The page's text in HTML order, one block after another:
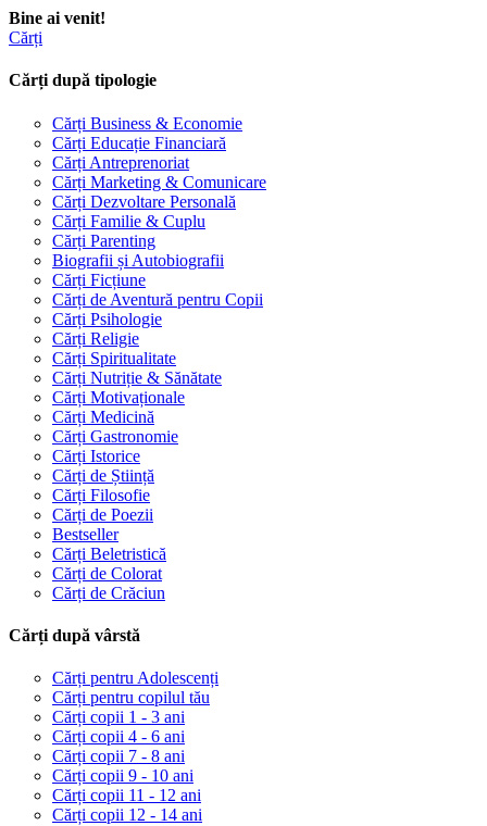
Bine ai venit!
Cărți
Cărți după tipologie
Cărți Business & Economie
Cărți Educație Financiară
Cărți Antreprenoriat
Cărți Marketing & Comunicare
Cărți Dezvoltare Personală
Cărți Familie & Cuplu
Cărți Parenting
Biografii și Autobiografii
Cărți Ficțiune
Cărți de Aventură pentru Copii
Cărți Psihologie
Cărți Religie
Cărți Spiritualitate
Cărți Nutriție & Sănătate
Cărți Motivaționale
Cărți Medicină
Cărți Gastronomie
Cărți Istorice
Cărți de Știință
Cărți Filosofie
Cărți de Poezii
Bestseller
Cărți Beletristică
Cărți de Colorat
Cărți de Crăciun
Cărți după vârstă
Cărți pentru Adolescenți
Cărți pentru copilul tău
Cărți copii 1 - 3 ani
Cărți copii 4 - 6 ani
Cărți copii 7 - 8 ani
Cărți copii 9 - 10 ani
Cărți copii 11 - 12 ani
Cărți copii 12 - 14 ani